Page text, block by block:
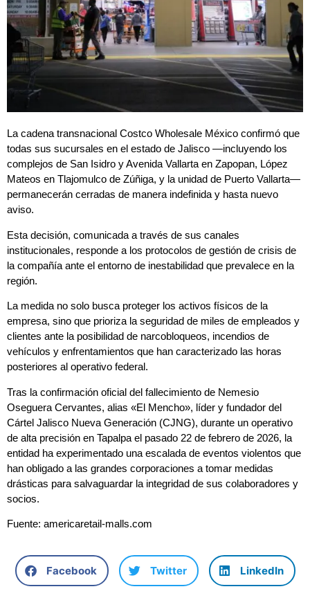
La cadena transnacional Costco Wholesale México confirmó que
todas sus sucursales en el estado de Jalisco —incluyendo los
complejos de San Isidro y Avenida Vallarta en Zapopan, López
Mateos en Tlajomulco de Zúñiga, y la unidad de Puerto Vallarta—
permanecerán cerradas de manera indefinida y hasta nuevo
aviso.
Esta decisión, comunicada a través de sus canales
institucionales, responde a los protocolos de gestión de crisis de
la compañía ante el entorno de inestabilidad que prevalece en la
región.
La medida no solo busca proteger los activos físicos de la
empresa, sino que prioriza la seguridad de miles de empleados y
clientes ante la posibilidad de narcobloqueos, incendios de
vehículos y enfrentamientos que han caracterizado las horas
posteriores al operativo federal.
Tras la confirmación oficial del fallecimiento de Nemesio
Oseguera Cervantes, alias «El Mencho», líder y fundador del
Cártel Jalisco Nueva Generación (CJNG), durante un operativo
de alta precisión en Tapalpa el pasado 22 de febrero de 2026, la
entidad ha experimentado una escalada de eventos violentos que
han obligado a las grandes corporaciones a tomar medidas
drásticas para salvaguardar la integridad de sus colaboradores y
socios.
Fuente: americaretail-malls.com
Facebook Twitter LinkedIn